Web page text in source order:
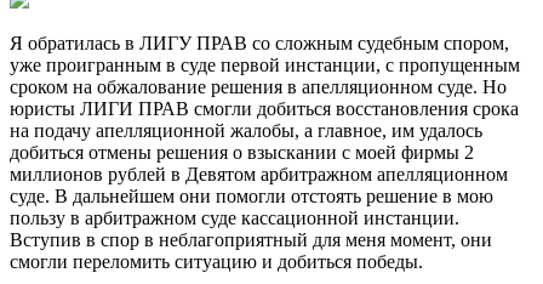
Я обратилась в ЛИГУ ПРАВ со сложным судебным спором,
уже проигранным в суде первой инстанции, с пропущенным
сроком на обжалование решения в апелляционном суде. Но
юристы ЛИГИ ПРАВ смогли добиться восстановления срока
на подачу апелляционной жалобы, а главное, им удалось
добиться отмены решения о взыскании с моей фирмы 2
миллионов рублей в Девятом арбитражном апелляционном
суде. В дальнейшем они помогли отстоять решение в мою
пользу в арбитражном суде кассационной инстанции.
Вступив в спор в неблагоприятный для меня момент, они
смогли переломить ситуацию и добиться победы.